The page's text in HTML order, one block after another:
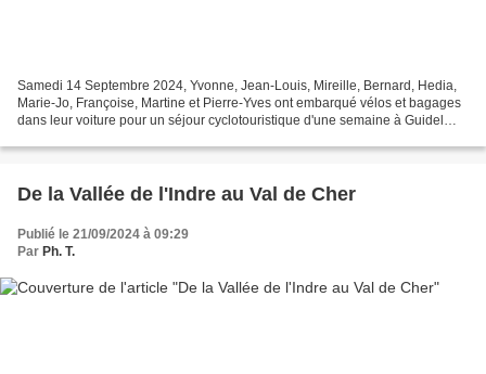
Samedi 14 Septembre 2024, Yvonne, Jean-Louis, Mireille, Bernard, Hedia,
Marie-Jo, Françoise, Martine et Pierre-Yves ont embarqué vélos et bagages
dans leur voiture pour un séjour cyclotouristique d'une semaine à Guidel
De la Vallée de l'Indre au Val de Cher
Publié le 21/09/2024 à 09:29
Par Ph. T.